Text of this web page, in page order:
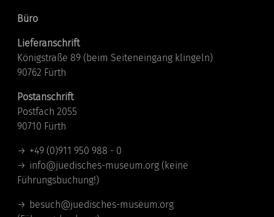
Büro
Lieferanschrift
Königstraße 89 (beim Seiteneingang klingeln)
90762 Fürth
Postanschrift
Postfach 2055
90710 Fürth
+49 (0)911 950 988 - 0
info@juedisches-museum.org (keine
Führungsbuchung!)
besuch@juedisches-museum.org